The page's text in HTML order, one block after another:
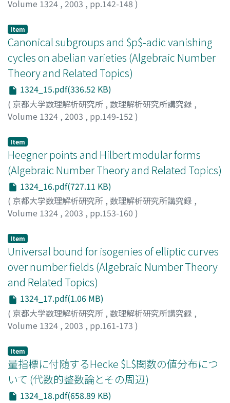
Volume 1324 , 2003 , pp.142-148 )
Item
Canonical subgroups and $p$-adic vanishing
cycles on abelian varieties (Algebraic Number
Theory and Related Topics)
1324_15.pdf(336.52 KB)
( 京都大学数理解析研究所 , 数理解析研究所講究録 ,
Volume 1324 , 2003 , pp.149-152 )
Item
Heegner points and Hilbert modular forms
(Algebraic Number Theory and Related Topics)
1324_16.pdf(727.11 KB)
( 京都大学数理解析研究所 , 数理解析研究所講究録 ,
Volume 1324 , 2003 , pp.153-160 )
Item
Universal bound for isogenies of elliptic curves
over number fields (Algebraic Number Theory
and Related Topics)
1324_17.pdf(1.06 MB)
( 京都大学数理解析研究所 , 数理解析研究所講究録 ,
Volume 1324 , 2003 , pp.161-173 )
Item
量指標に付随するHecke $L$関数の値分布につ
いて (代数的整数論とその周辺)
1324_18.pdf(658.89 KB)